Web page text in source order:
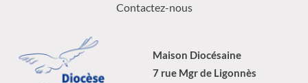
Contactez-nous
Maison Diocésaine
7 rue Mgr de Ligonnès